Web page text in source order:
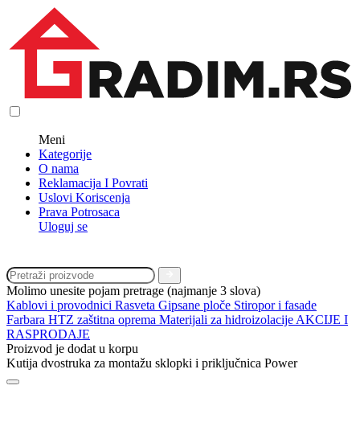
Meni
Kategorije
O nama
Reklamacija I Povrati
Uslovi Koriscenja
Prava Potrosaca
Uloguj se
Molimo unesite pojam pretrage (najmanje 3 slova)
Kablovi i provodnici Rasveta Gipsane ploče Stiropor i fasade
Farbara HTZ zaštitna oprema Materijali za hidroizolacije AKCIJE I
RASPRODAJE
Proizvod je dodat u korpu
Kutija dvostruka za montažu sklopki i priključnica Power